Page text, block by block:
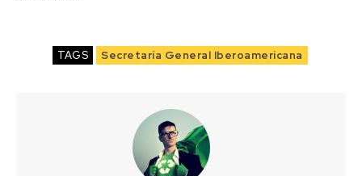
TAGS Secretaría General Iberoamericana